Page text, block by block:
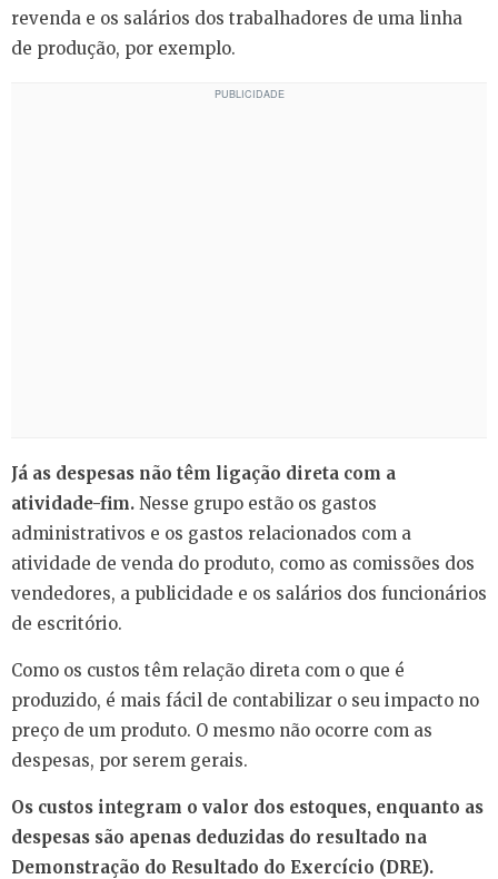
revenda e os salários dos trabalhadores de uma linha
de produção, por exemplo.
Já as despesas não têm ligação direta com a
atividade-fim. Nesse grupo estão os gastos
administrativos e os gastos relacionados com a
atividade de venda do produto, como as comissões dos
vendedores, a publicidade e os salários dos funcionários
de escritório.
Como os custos têm relação direta com o que é
produzido, é mais fácil de contabilizar o seu impacto no
preço de um produto. O mesmo não ocorre com as
despesas, por serem gerais.
Os custos integram o valor dos estoques, enquanto as
despesas são apenas deduzidas do resultado na
Demonstração do Resultado do Exercício (DRE).